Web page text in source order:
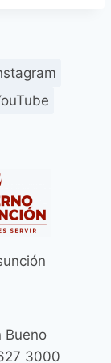
Bueno
3000